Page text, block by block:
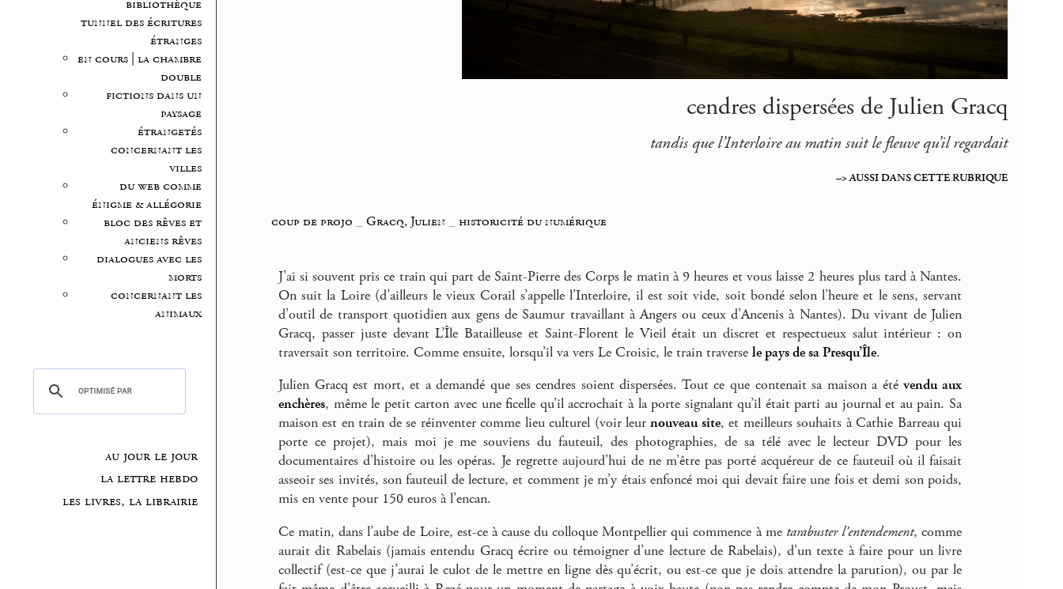
bibliothèque
tunnel des écritures
étranges
en cours | la chambre
double
fictions dans un
paysage
étrangetés
concernant les
villes
du web comme
énigme & allégorie
bloc des rêves et
anciens rêves
dialogues avec les
morts
concernant les
animaux
au jour le jour
la lettre hebdo
les livres, la librairie
cendres dispersées de Julien Gracq
tandis que l’Interloire au matin suit le fleuve qu’il regardait
–> AUSSI DANS CETTE RUBRIQUE
coup de projo _Gracq, Julien _historicité du numérique
J’ai si souvent pris ce train qui part de Saint-Pierre des Corps le matin à 9 heures et vous laisse 2 heures plus tard à Nantes.
On suit la Loire (d’ailleurs le vieux Corail s’appelle l’Interloire, il est soit vide, soit bondé selon l’heure et le sens, servant
d’outil de transport quotidien aux gens de Saumur travaillant à Angers ou ceux d’Ancenis à Nantes). Du vivant de Julien
Gracq, passer juste devant L’Île Batailleuse et Saint-Florent le Vieil était un discret et respectueux salut intérieur : on
traversait son territoire. Comme ensuite, lorsqu’il va vers Le Croisic, le train traverse le pays de sa Presqu’Île.
Julien Gracq est mort, et a demandé que ses cendres soient dispersées. Tout ce que contenait sa maison a étévendu aux
enchères, même le petit carton avec une ficelle qu’il accrochait à la porte signalant qu’il était parti au journal et au pain. Sa
maison est en train de se réinventer comme lieu culturel (voir leurnouveau site, et meilleurs souhaits à Cathie Barreau qui
porte ce projet), mais moi je me souviens du fauteuil, des photographies, de sa télé avec le lecteur DVD pour les
documentaires d’histoire ou les opéras. Je regrette aujourd’hui de ne m’être pas porté acquéreur de ce fauteuil où il faisait
asseoir ses invités, son fauteuil de lecture, et comment je m’y étais enfoncé moi qui devait faire une fois et demi son poids,
mis en vente pour 150 euros à l’encan.
Ce matin, dans l’aube de Loire, est-ce à cause du colloque Montpellier qui commence à me tarabuster l’entendement, comme
aurait dit Rabelais (jamais entendu Gracq écrire ou témoigner d’une lecture de Rabelais), d’un texte à faire pour un livre
collectif (est-ce que j’aurai le culot de le mettre en ligne dès qu’écrit, ou est-ce que je dois attendre la parution), ou par le